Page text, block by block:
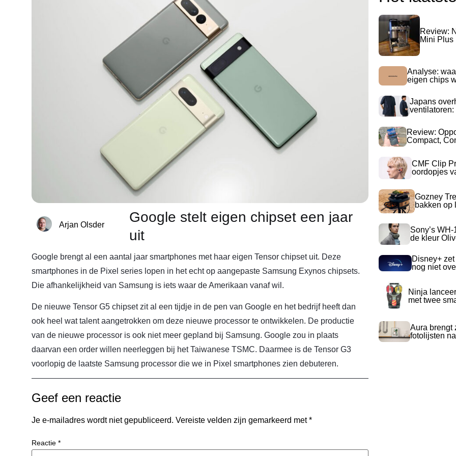
Arjan Olsder
Google stelt eigen chipset een jaar
uit
Google brengt al een aantal jaar smartphones met haar eigen Tensor chipset uit. Deze
smartphones in de Pixel series lopen in het echt op aangepaste Samsung Exynos chipsets.
Die afhankelijkheid van Samsung is iets waar de Amerikaan vanaf wil.
De nieuwe Tensor G5 chipset zit al een tijdje in de pen van Google en het bedrijf heeft dan
ook heel wat talent aangetrokken om deze nieuwe processor te ontwikkelen. De productie
van de nieuwe processor is ook niet meer gepland bij Samsung. Google zou in plaats
daarvan een order willen neerleggen bij het Taiwanese TSMC. Daarmee is de Tensor G3
voorlopig de laatste Samsung processor die we in Pixel smartphones zien debuteren.
Geef een reactie
Je e-mailadres wordt niet gepubliceerd. Vereiste velden zijn gemarkeerd met*
Reactie *
Review:
Mini Plus
Analyse:
eigen chips
Japans
ventilatoren:
Review:
Compact,
CMF Clip
oordopjes
Gozney
bakken op
Sony’s
de kleur
Disney+
nog niet
Ninja
met twee
Aura brengt
fotolijsten